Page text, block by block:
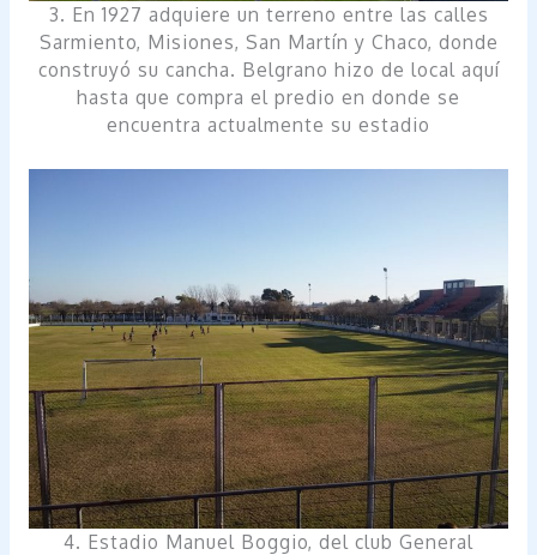
3. En 1927 adquiere un terreno entre las calles
Sarmiento, Misiones, San Martín y Chaco, donde
construyó su cancha. Belgrano hizo de local aquí
hasta que compra el predio en donde se
encuentra actualmente su estadio
4. Estadio Manuel Boggio, del club General